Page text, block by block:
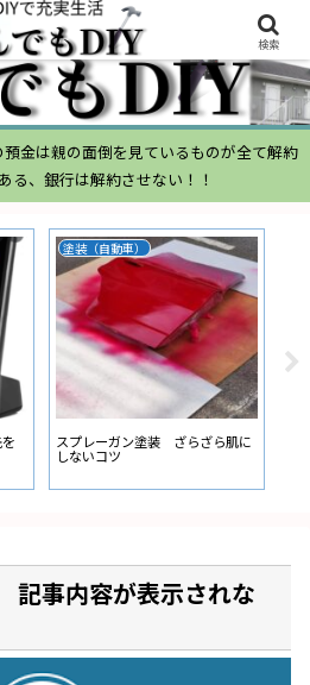
金は親の面倒を見ているものが全て解約
る、銀行は解約させない！！
塗装（自動車）
スプレーガン塗装 ざらざら肌に
しないコツ
ム
事内容が表示されな
検索